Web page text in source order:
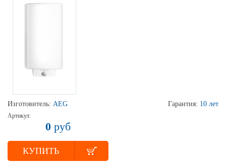
Изготовитель: AEG Гарантия: 10 лет
Артикул:
0 руб
КУПИТЬ